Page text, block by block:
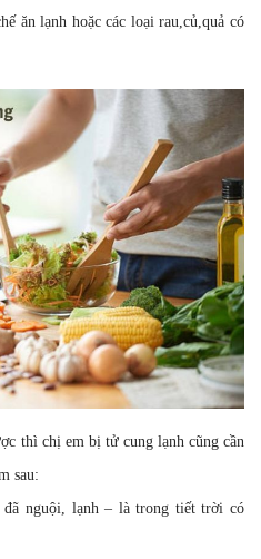
ăn lạnh hoặc các loại rau,củ,quả có
thì chị em bị tử cung lạnh cũng cần
sau:
nguội, lạnh – là trong tiết trời có